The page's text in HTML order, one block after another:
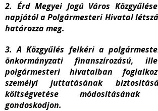
2. Érd Megyei Jogú Város
napjától a Polgármesteri Hivatal
határozza meg.
3. A Közgyűlés felkéri a
önkormányzati finanszírozású,
polgármesteri hivatalban
személyi juttatásának
költségvetése módosításának
gondoskodjon.